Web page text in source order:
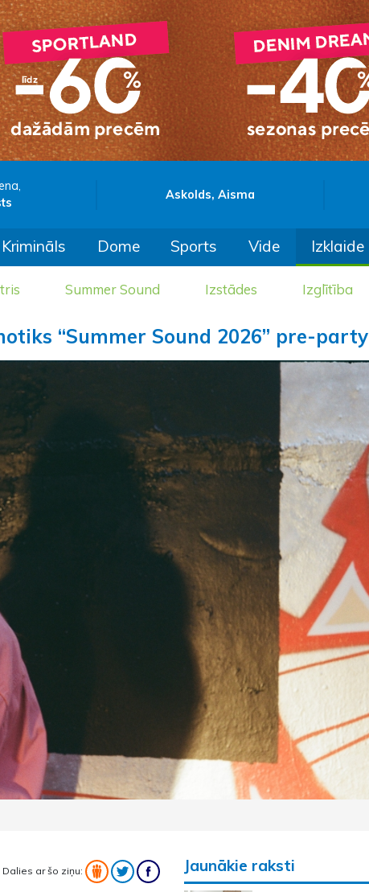
Askolds, Aisma
Krimināls Dome Sports Vide Izklaide
Summer Sound Izstādes Izglītība
“Summer Sound 2026” pre-party
Dalies ar šo ziņu: Jaunākie raksti